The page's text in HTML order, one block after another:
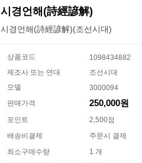
시경언해(詩經諺解)
시경언해(詩經諺解)(조선시대)
상품코드
1098434882
제조사 또는 연대
조선시대
모델
3000094
판매가격
250,000원
포인트
2,500점
배송비결제
주문시 결제
최소구매수량
1 개